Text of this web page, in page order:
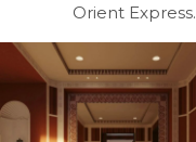
Orient Express.